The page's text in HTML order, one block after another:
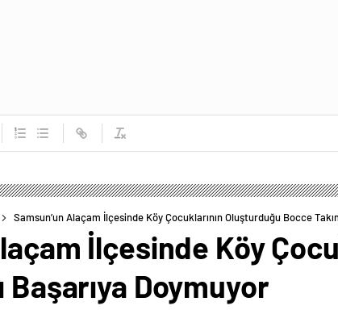
Samsun’un Alaçam İlçesinde Köy Çocuklarının Oluşturduğu Bocce
İlçesinde Köy
Başarıya Doymuyor